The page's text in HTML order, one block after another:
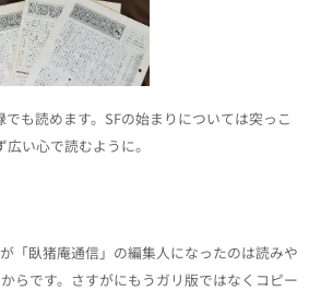
も読めます。SFの始まりについては突っこ
広い心で読むように。
「臥猪庵通信」の編集人になったのは読みや
らです。さすがにもうガリ版ではなくコピー